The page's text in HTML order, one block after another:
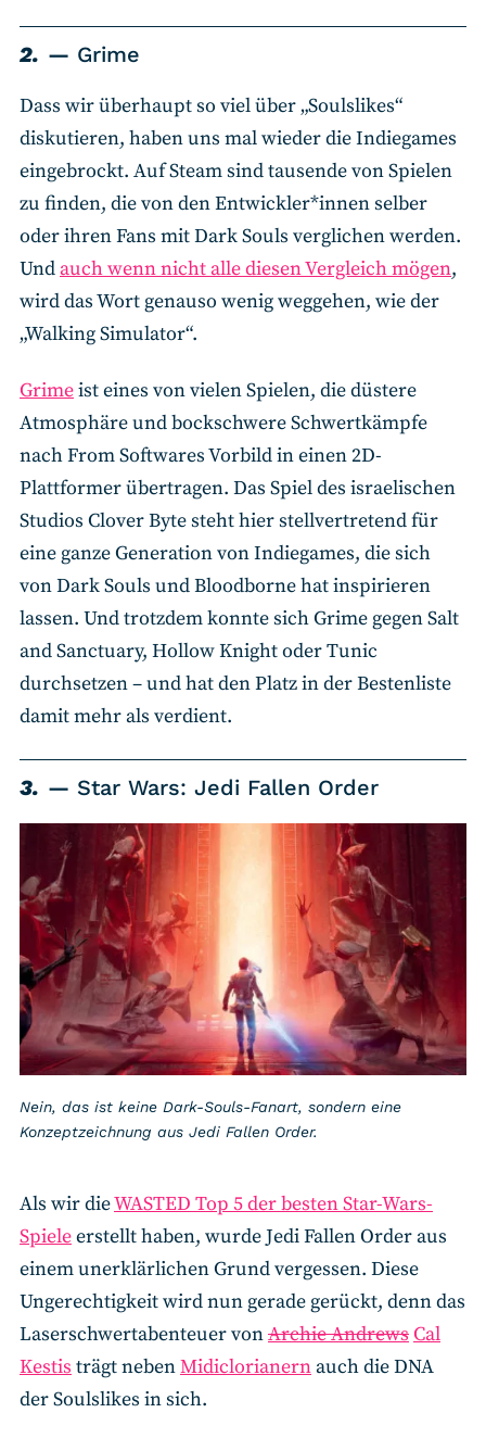
2. Grime
Dass wir überhaupt so viel über „Soulslikes“
diskutieren, haben uns mal wieder die Indiegames
eingebrockt. Auf Steam sind tausende von Spielen
zu finden, die von den Entwickler*innen selber
oder ihren Fans mit Dark Souls verglichen werden.
Und auch wenn nicht alle diesen Vergleich mögen,
wird das Wort genauso wenig weggehen, wie der
„Walking Simulator“.
Grimeist eines von vielen Spielen, die düstere
Atmosphäre und bockschwere Schwertkämpfe
nach From Softwares Vorbild in einen 2D-
Plattformer übertragen. Das Spiel des israelischen
Studios Clover Byte steht hier stellvertretend für
eine ganze Generation von Indiegames, die sich
von Dark Souls und Bloodborne hat inspirieren
lassen. Und trotzdem konnte sich Grime gegen Salt
and Sanctuary, Hollow Knight oder Tunic
durchsetzen – und hat den Platz in der Bestenliste
damit mehr als verdient.
3. Star Wars: Jedi Fallen Order
Nein, das ist keine Dark-Souls-Fanart, sondern eine
Konzeptzeichnung aus Jedi Fallen Order.
Als wir dieWASTED Top 5 der besten Star-Wars-
Spieleerstellt haben, wurde Jedi Fallen Order aus
einem unerklärlichen Grund vergessen. Diese
Ungerechtigkeit wird nun gerade gerückt, denn das
Laserschwertabenteuer vonArchie AndrewsCal
Kestis trägt nebenMidiclorianernauch die DNA
der Soulslikes in sich.